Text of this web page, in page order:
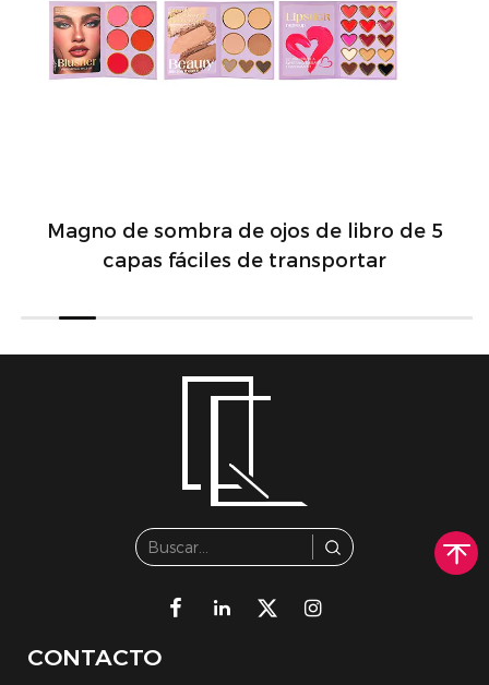
Magno de sombra de ojos de libro de 5
capas fáciles de transportar
CONTACTO